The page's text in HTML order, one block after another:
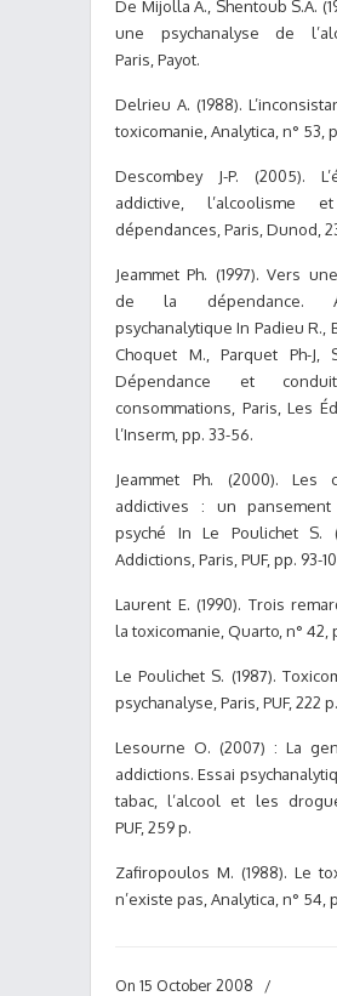
De Mijolla A., Shentoub S.A.
une psychanalyse de
Paris, Payot.
Delrieu A. (1988).
toxicomanie, Analytica, n° 53,
Descombey J-P. (2005).
addictive, l’alcoolisme
dépendances, Paris, Dunod,
Jeammet Ph. (1997). Vers
de la dépendance.
psychanalytique In Padieu R.,
Choquet M., Parquet Ph-J,
Dépendance et
consommations, Paris, Les
l’Inserm, pp. 33-56.
Jeammet Ph. (2000). Les
addictives : un
psyché In Le Poulichet S.
Addictions, Paris, PUF, pp. 93-
Laurent E. (1990). Trois
la toxicomanie, Quarto, n° 42,
Le Poulichet S. (1987).
psychanalyse, Paris, PUF, 222 p.
Lesourne O. (2007) : La
addictions. Essai
tabac, l’alcool et les
PUF, 259 p.
Zafiropoulos M. (1988). Le
n’existe pas, Analytica, n° 54,
On 15 October 2008
/